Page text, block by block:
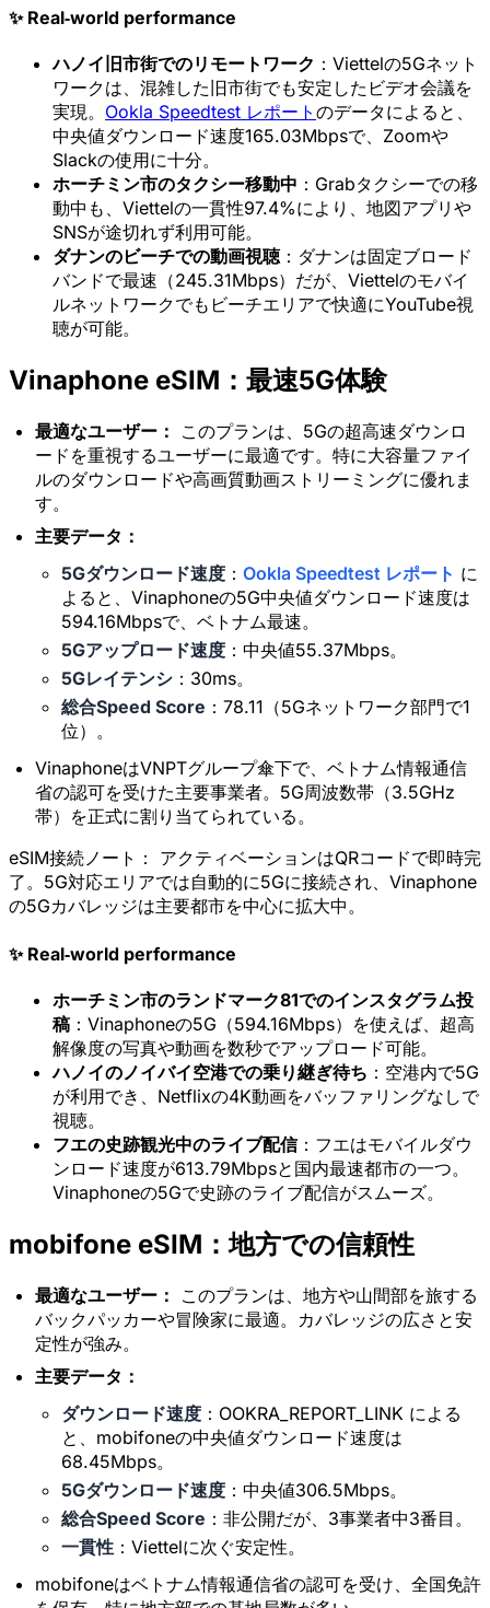
✨ Real‑world performance
ハノイ旧市街でのリモートワーク ：Viettelの5Gネット
ワークは、混雑した旧市街でも安定したビデオ会議を
実現。 Ookla Speedtest レポート のデータによると、
中央値ダウンロード速度165.03Mbpsで、Zoomや
Slackの使用に十分。
ホーチミン市のタクシー移動中 ：Grabタクシーでの移
動中も、Viettelの一貫性97.4%により、地図アプリや
SNSが途切れず利用可能。
ダナンのビーチでの動画視聴：ダナンは固定ブロード
バンドで最速（245.31Mbps）だが、Viettelのモバイ
ルネットワークでもビーチエリアで快適にYouTube視
聴が可能。
Vinaphone eSIM：最速5G体験
最適なユーザー：
このプランは、5Gの超高速ダウンロ
ードを重視するユーザーに最適です。特に大容量ファイ
ルのダウンロードや高画質動画ストリーミングに優れま
す。
主要データ：
5Gダウンロード速度 ： Ookla Speedtest レポート に
よると、Vinaphoneの5G中央値ダウンロード速度は
594.16Mbpsで、ベトナム最速。
5Gアップロード速度 ：中央値55.37Mbps。
5Gレイテンシ ：30ms。
総合Speed Score ：78.11（5Gネットワーク部門で1
位）。
VinaphoneはVNPTグループ傘下で、ベトナム情報通信
省の認可を受けた主要事業者。5G周波数帯（3.5GHz
帯）を正式に割り当てられている。
eSIM接続ノート：
アクティベーションはQRコードで即時完
了。5G対応エリアでは自動的に5Gに接続され、Vinaphone
の5Gカバレッジは主要都市を中心に拡大中。
✨ Real‑world performance
ホーチミン市のランドマーク81でのインスタグラム投
稿 ：Vinaphoneの5G（594.16Mbps）を使えば、超高
解像度の写真や動画を数秒でアップロード可能。
ハノイのノイバイ空港での乗り継ぎ待ち ：空港内で5G
が利用でき、Netflixの4K動画をバッファリングなしで
視聴。
フエの史跡観光中のライブ配信：フエはモバイルダウ
ンロード速度が613.79Mbpsと国内最速都市の一つ。
Vinaphoneの5Gで史跡のライブ配信がスムーズ。
mobifone eSIM：地方での信頼性
最適なユーザー：
このプランは、地方や山間部を旅する
バックパッカーや冒険家に最適。カバレッジの広さと安
定性が強み。
主要データ：
ダウンロード速度 ：OOKRA_REPORT_LINK による
と、mobifoneの中央値ダウンロード速度は
68.45Mbps。
5Gダウンロード速度 ：中央値306.5Mbps。
総合Speed Score ：非公開だが、3事業者中3番目。
一貫性 ：Viettelに次ぐ安定性。
mobifoneはベトナム情報通信省の認可を受け、全国免許
×
期間限定オファー
web20